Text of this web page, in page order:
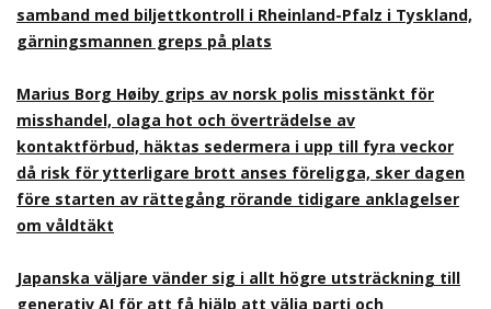
samband med biljettkontroll i Rheinland-Pfalz i Tyskland,
gärningsmannen greps på plats
Marius Borg Høiby grips av norsk polis misstänkt för
misshandel, olaga hot och överträdelse av
kontaktförbud, häktas sedermera i upp till fyra veckor
då risk för ytterligare brott anses föreligga, sker dagen
före starten av rättegång rörande tidigare anklagelser
om våldtäkt
Japanska väljare vänder sig i allt högre utsträckning till
generativ AI för att få hjälp att välja parti och